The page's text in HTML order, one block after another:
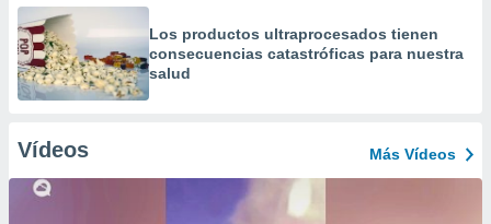
Los productos ultraprocesados ​​tienen
consecuencias catastróficas para nuestra
salud
Vídeos Más Vídeos